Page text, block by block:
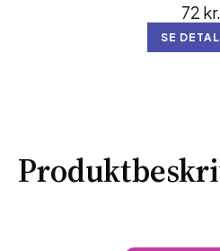
72 kr.
SE